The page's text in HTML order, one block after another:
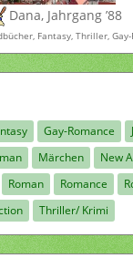
Dana, Jahrgang ’88
Fantasy, Thriller,
Gay-Romance
Märchen
New
Roman Romance
Thriller/ Krimi